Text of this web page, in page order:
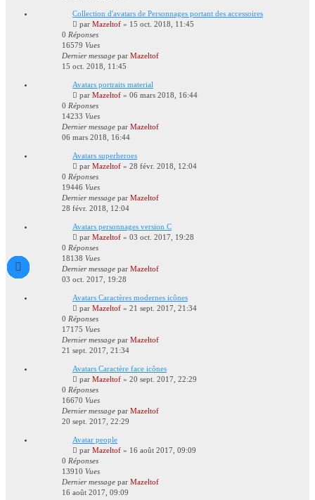
Collection d'avatars de Personnages portant des accessoires
par Mazeltof » 15 oct. 2018, 11:45
0 Réponses
16579 Vues
Dernier message par Mazeltof
15 oct. 2018, 11:45
Avatars portraits material
par Mazeltof » 06 mars 2018, 16:44
0 Réponses
14233 Vues
Dernier message par Mazeltof
06 mars 2018, 16:44
Avatars superheroes
par Mazeltof » 28 févr. 2018, 12:04
0 Réponses
19446 Vues
Dernier message par Mazeltof
28 févr. 2018, 12:04
Avatars personnages version C
par Mazeltof » 03 oct. 2017, 19:28
0 Réponses
18138 Vues
Dernier message par Mazeltof
03 oct. 2017, 19:28
Avatars Caractères modernes icônes
par Mazeltof » 21 sept. 2017, 21:34
0 Réponses
17175 Vues
Dernier message par Mazeltof
21 sept. 2017, 21:34
Avatars Caractère face icônes
par Mazeltof » 20 sept. 2017, 22:29
0 Réponses
16670 Vues
Dernier message par Mazeltof
20 sept. 2017, 22:29
Avatar people
par Mazeltof » 16 août 2017, 09:09
0 Réponses
13910 Vues
Dernier message par Mazeltof
16 août 2017, 09:09